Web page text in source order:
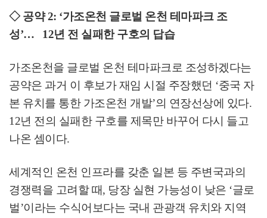
◇ 공약2: ‘가조온천 글로벌 온천 테마파크 조
성’… 12년 전 실패한 구호의 답습
가조온천을 글로벌 온천 테마파크로 조성하겠다는
공약은 과거 이 후보가 재임 시절 주장했던 ‘중국 자
본 유치를 통한 가조온천 개발’의 연장선상에 있다.
12년 전의 실패한 구호를 제목만 바꾸어 다시 들고
나온 셈이다.
세계적인 온천 인프라를 갖춘 일본 등 주변국과의
경쟁력을 고려할 때, 당장 실현 가능성이 낮은 ‘글로
벌’이라는 수식어보다는 국내 관광객 유치와 지역